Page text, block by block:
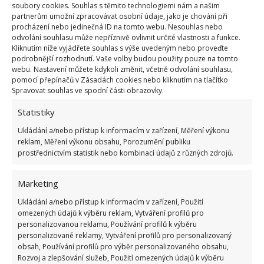
soubory cookies. Souhlas s těmito technologiemi nám a našim
partnerům umožní zpracovávat osobní údaje, jako je chování při
procházení nebo jedinečná ID na tomto webu. Nesouhlas nebo
odvolání souhlasu může nepříznivě ovlivnit určité vlastnosti a funkce.
Kliknutím níže vyjádřete souhlas s výše uvedeným nebo proveďte
podrobnější rozhodnutí. Vaše volby budou použity pouze na tomto
webu. Nastavení můžete kdykoli změnit, včetně odvolání souhlasu,
pomocí přepínačů v Zásadách cookies nebo kliknutím na tlačítko
Spravovat souhlas ve spodní části obrazovky.
Statistiky
Ukládání a/nebo přístup k informacím v zařízení, Měření výkonu
reklam, Měření výkonu obsahu, Porozumění publiku
prostřednictvím statistik nebo kombinací údajů z různých zdrojů.
Marketing
Ukládání a/nebo přístup k informacím v zařízení, Použití
omezených údajů k výběru reklam, Vytváření profilů pro
personalizovanou reklamu, Používání profilů k výběru
personalizované reklamy, Vytváření profilů pro personalizovaný
obsah, Používání profilů pro výběr personalizovaného obsahu,
Rozvoj a zlepšování služeb, Použití omezených údajů k výběru
přiloženém videozáznamu uvidíte, jak někteří z vás
dokáží sloupnout skořápku z vajíčka pomocí
lžíce. Na webu BydlímeÚtulně jsme pro vás také
připravili pokyny, jak můžete recyklovat kartonové
obaly od vajec a sami si z nich doma vytvořit
velikonoční výzdobu.
Zdroje:TerazGotuje